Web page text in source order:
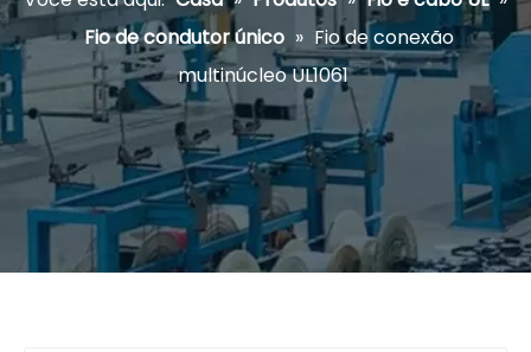
Fio de condutor único » Fio de conexão
multinúcleo UL1061